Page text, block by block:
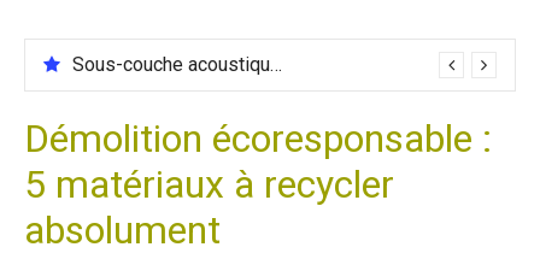
Sous-couche acoustique compatible chauffage sol
Démolition écoresponsable :
5 matériaux à recycler
absolument